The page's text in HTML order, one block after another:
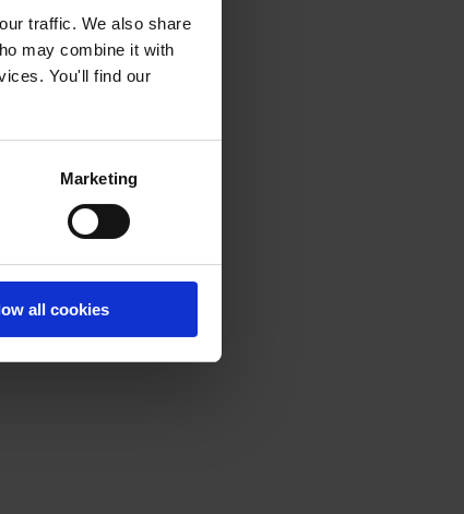
traffic. We also share
may combine it with
You'll find our
Marketing
all cookies